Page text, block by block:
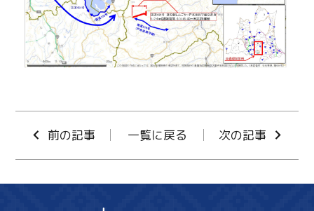
前の記事 一覧に戻る 次の記事
Twitter
Line